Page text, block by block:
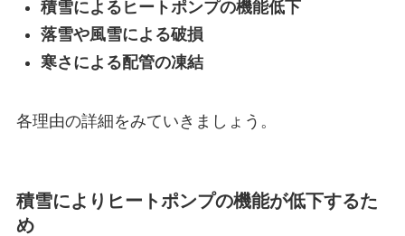
積雪によるヒートポンプの機能低下
落雪や風雪による破損
寒さによる配管の凍結
各理由の詳細をみていきましょう。
積雪によりヒートポンプの機能が低下するた
め